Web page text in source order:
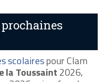
scolairespour Clam
la Toussaint2026,